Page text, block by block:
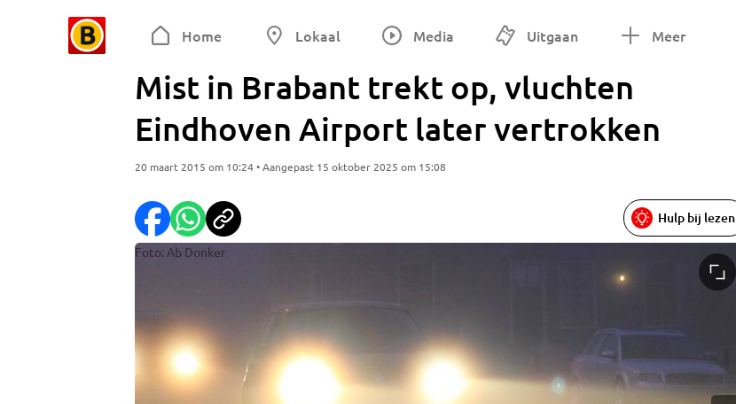
Home Lokaal Media Uitgaan Meer
Mist in Brabant trekt op, vluchten
Eindhoven Airport later vertrokken
20 maart 2015 om 10:24 • Aangepast 15 oktober 2025 om 15:08
Foto: Ab Donker
Hulp bij lezen